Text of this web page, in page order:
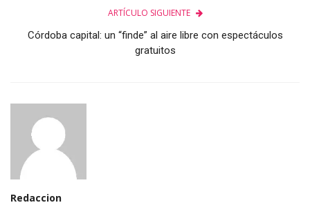
ARTÍCULO SIGUIENTE
Córdoba capital: un “finde” al aire libre con espectáculos
gratuitos
Redaccion